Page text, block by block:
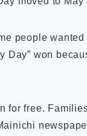
people wanted
Day” won
for free.